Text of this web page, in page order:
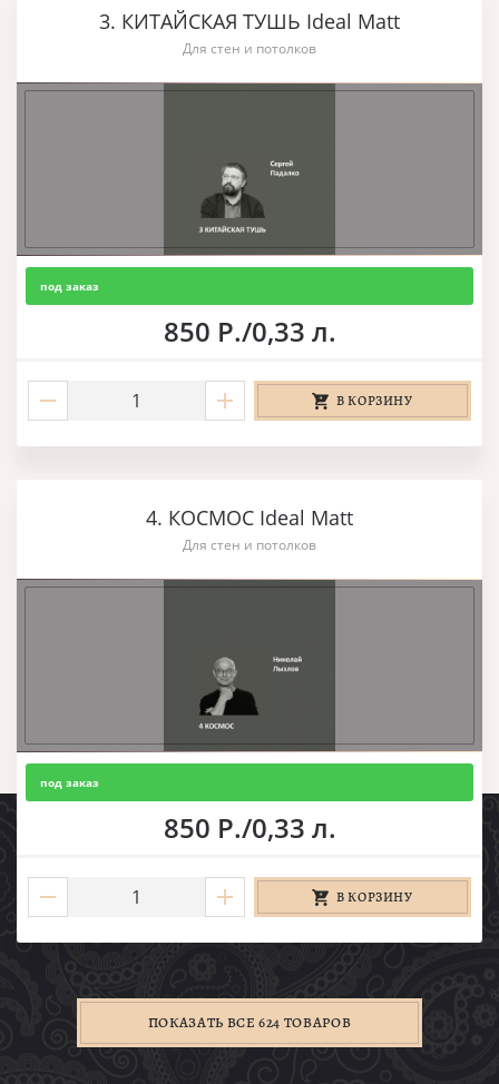
3. КИТАЙСКАЯ ТУШЬ Ideal Matt
Для стен и потолков
под заказ
850 Р./0,33 л.
В КОРЗИНУ
4. КОСМОС Ideal Matt
Для стен и потолков
под заказ
850 Р./0,33 л.
В КОРЗИНУ
ПОКАЗАТЬ ВСЕ 624 ТОВАРОВ